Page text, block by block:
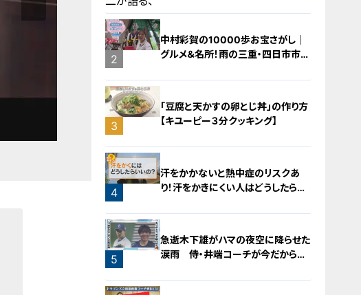
1
2
中村彩賀の10000歩お宝さがし｜
グルメ＆名所！雨の三重・四日市市で
3
「豆腐と天かすの卵とじ丼」の作り方
【キユーピー３分クッキング】
4
汗をかかないと熱中症のリスクあ
り！汗をかきにくい人はどうしたらい
5
急逝木下雄がハマの夜空に降らせた
涙雨 侍・井端コーチが今だから明